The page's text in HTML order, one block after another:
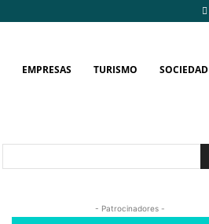
EMPRESAS TURISMO SOCIEDAD
- Patrocinadores -